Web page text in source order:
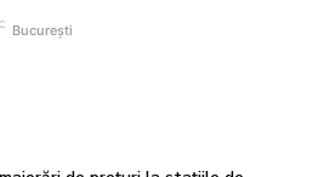
C București